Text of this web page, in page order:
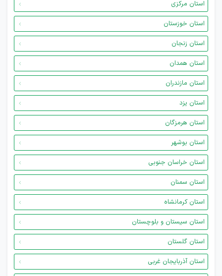
استان مرکزی
استان خوزستان
استان زنجان
استان همدان
استان مازندران
استان یزد
استان هرمزگان
استان بوشهر
استان خراسان جنوبی
استان سمنان
استان کرمانشاه
استان سیستان و بلوچستان
استان گلستان
استان آذربایجان غربی